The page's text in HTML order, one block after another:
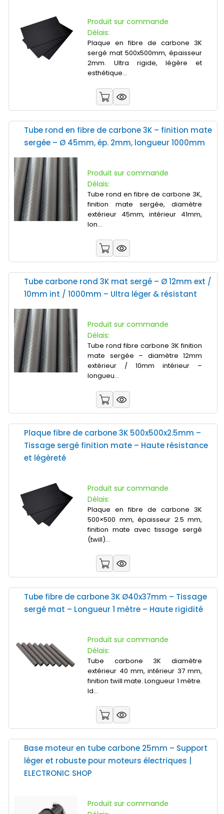
Produit sur commande
Délais:
Plaque en fibre de carbone 3K
sergé mat 500x500mm, épaisseur
2mm. Ultra rigide, légère et
esthétique...
Tube rond en fibre de carbone 3K – finition mate
sergée – Ø 45mm, ép. 2mm, longueur 1000mm
Produit sur commande
Délais:
Tube rond en fibre de carbone 3K,
finition mate sergée, diamètre
extérieur 45mm, intérieur 41mm,
lon...
Tube carbone rond 3K mat sergé – Ø 12mm ext /
10mm int / 1000mm – Ultra léger & résistant
Produit sur commande
Délais:
Tube rond fibre carbone 3K finition
mate sergée – diamètre 12mm
extérieur / 10mm intérieur –
longueu...
Plaque fibre de carbone 3K 500x500x2.5mm –
Tissage sergé finition mate – Haute résistance
et légèreté
Produit sur commande
Délais:
Plaque en fibre de carbone 3K
500×500 mm, épaisseur 2.5 mm,
finition mate avec tissage sergé
(twill)...
Tube fibre de carbone 3K Ø40x37mm – Tissage
sergé mat – Longueur 1 mètre – Haute rigidité
Produit sur commande
Délais:
Tube carbone 3K diamètre
extérieur 40 mm, intérieur 37 mm,
finition twill mate. Longueur 1 mètre.
Id...
Base moteur en tube carbone 25mm – Support
léger et robuste pour moteurs électriques |
ELECTRONIC SHOP
Produit sur commande